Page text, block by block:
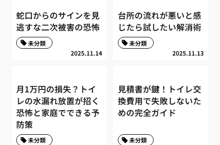
蛇口からのサインを見
逃すな二次被害の恐怖
2025.11.14
未分類
台所の流れが悪いと感
じたら試したい解消術
2025.11.13
未分類
月1万円の損失？トイ
レの水漏れ放置が招く
恐怖と家庭でできる予
防策
未分類
見積書が鍵！トイレ交
換費用で失敗しないた
めの完全ガイド
未分類